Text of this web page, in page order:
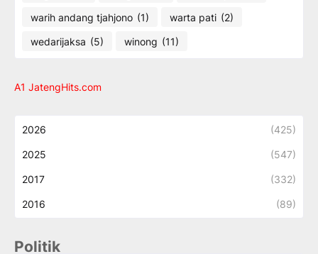
warih andang tjahjono (1) warta pati (2)
wedarijaksa (5) winong (11)
A1 JatengHits.com
2026 (425)
2025 (547)
2017 (332)
2016 (89)
Politik